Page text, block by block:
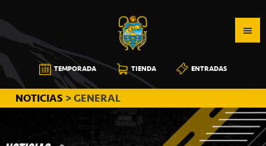
a
la
navegación
principal
al
contenido
principal
a
la
barra
lateral
principal
CB
CANARIAS
TEMPORADA TIENDA ENTRADAS
NOTICIAS > GENERAL